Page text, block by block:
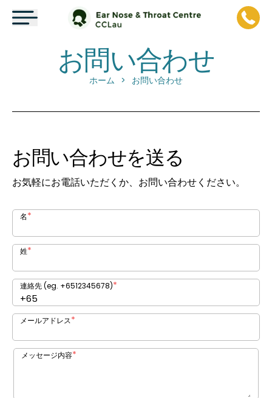
お問い合わせ
ホーム > お問い合わせ
お問い合わせを送る
お気軽にお電話いただくか、お問い合わせください。
名*
姓*
連絡先 (eg. +6512345678)*
メールアドレス*
メッセージ内容*